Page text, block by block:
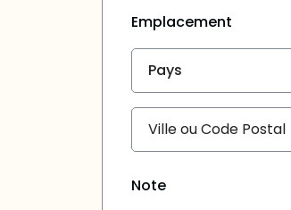
Emplacement
Pays
Note